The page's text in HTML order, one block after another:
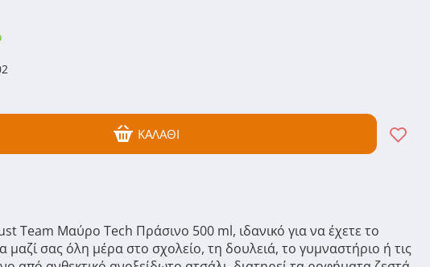
ΚΑΛΆΘΙ
Team Μαύρο Tech Πράσινο 500 ml, ιδανικό για να έχετε το
σας όλη μέρα στο σχολείο, τη δουλειά, το γυμναστήριο ή τις